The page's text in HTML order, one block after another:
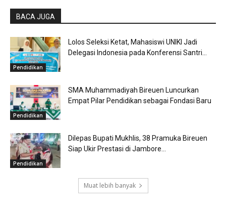
BACA JUGA
Pendidikan
Lolos Seleksi Ketat, Mahasiswi UNIKI Jadi
Delegasi Indonesia pada Konferensi Santri...
Pendidikan
SMA Muhammadiyah Bireuen Luncurkan
Empat Pilar Pendidikan sebagai Fondasi Baru
Pendidikan
Dilepas Bupati Mukhlis, 38 Pramuka Bireuen
Siap Ukir Prestasi di Jambore...
Muat lebih banyak